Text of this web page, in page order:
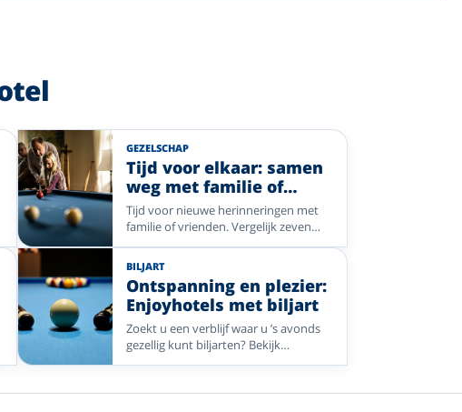
GEZELSCHAP
Tijd voor elkaar: samen
weg met familie of
vrienden
Tijd voor nieuwe herinneringen met
familie of vrienden. Vergelijk zeven
Enjoyhotels in Nederland, België en
Duitsland, van levendige steden tot
rustige natuur.
BILJART
Ontspanning en plezier:
Enjoyhotels met biljart
Zoekt u een verblijf waar u ’s avonds
gezellig kunt biljarten? Bekijk
Enjoyhotels met biljart of poolbiljart in